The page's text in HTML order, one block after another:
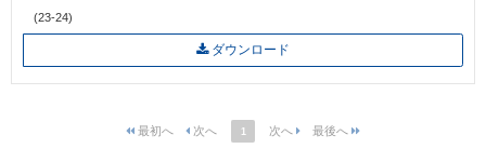
(23-24)
ダウンロード
1